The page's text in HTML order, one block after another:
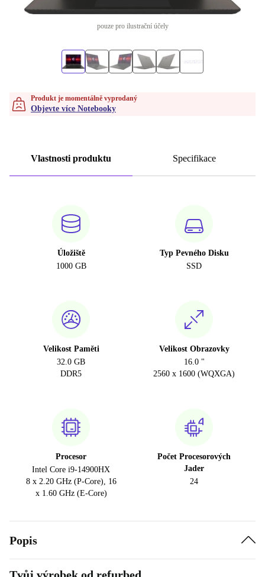
pouze pro ilustrační účely
Produkt je momentálně vyprodaný
Objevte více Notebooky
Vlastnosti produktu Specifikace
Úložiště
1000 GB
Typ Pevného Disku
SSD
Velikost Paměti
32.0 GB
DDR5
Velikost Obrazovky
16.0 "
2560 x 1600 (WQXGA)
Procesor
Intel Core i9-14900HX
8 x 2.20 GHz (P-Core), 16
x 1.60 GHz (E-Core)
Počet Procesorových
Jader
24
Popis